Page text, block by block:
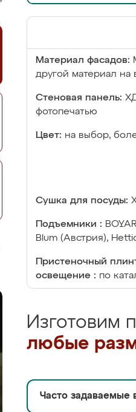
Материал фасадов:
другой материал на
Стеновая панель:
фотопечатью
Цвет: на выбор,
Сушка для посуды:
Подъемники :
Blum (Австрия),
Пристеночный
освещение : по
Изготовим
любые
Часто задаваемые